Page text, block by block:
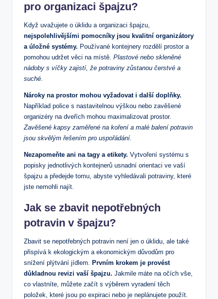
pro organizaci špajzu?
Když uvažujete o úklidu a organizaci špajzu,
nejspolehlivějšími pomocníky jsou kvalitní organizátory
a úložné systémy. Používané kontejnery rozdělí prostor a
pomohou udržet věci na místě. Plastové nebo skleněné
nádoby s víčky zajistí, že potraviny zůstanou čerstvé a
suché.
Nároky na prostor mohou vyžadovat i další doplňky.
Například police s nastavitelnou výškou nebo zavěšené
organizéry na dveřích mohou maximalizovat prostor.
Zavěšené kapsy zaměřené na koření a malé balení potravin
jsou skvělým řešením pro uspořádání.
Nezapomeňte ani na tagy a etikety. Vytvoření systému s
popisky jednotlivých kontejnerů usnadní orientaci ve vaší
špajzu a předejde tomu, abyste vyhledávali potraviny, které
jste nemohli najít.
Jak se zbavit nepotřebných
potravin v špajzu?
Zbavit se nepotřebných potravin není jen o úklidu, ale také
přispívá k ekologickým a ekonomickým důvodům pro
snížení plýtvání jídlem. Prvním krokem je provést
důkladnou revizi vaší špajzu. Jakmile máte na očích vše,
co vlastníte, můžete začít s výběrem vyradení těch
položek, které jsou po expiraci nebo je neplánujete použít.